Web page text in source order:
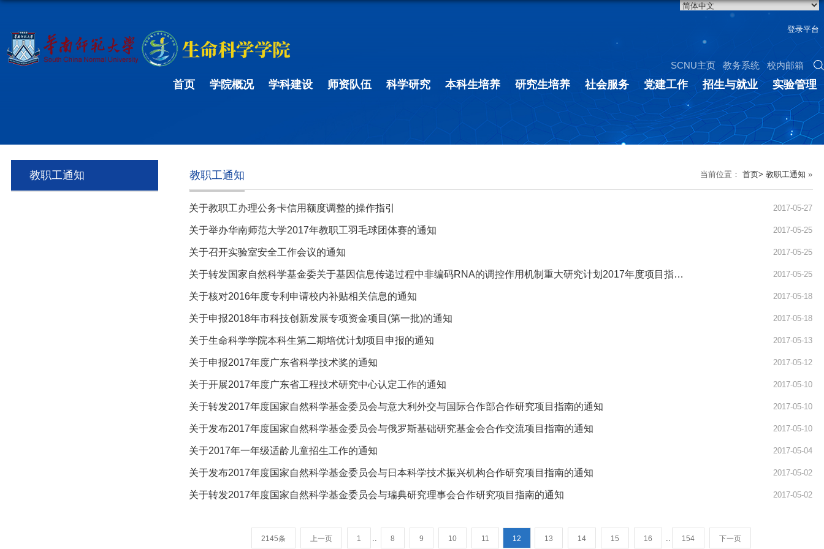
登录平台
SCNU主页 教务系统 校内邮箱
首页 学院概况 学科建设 师资队伍 科学研究 本科生培养 研究生培养 社会服务 党建工作 招生与就业 实验管理
教职工通知 当前位置： 首页> 教职工通知 »
教职工通知
关于教职工办理公务卡信用额度调整的操作指引 2017-05-27
关于举办华南师范大学2017年教职工羽毛球团体赛的通知 2017-05-25
关于召开实验室安全工作会议的通知 2017-05-25
关于转发国家自然科学基金委关于基因信息传递过程中非编码RNA的调控作用机制重大研究计划2017年度项目指南的通知 2017-05-25
关于核对2016年度专利申请校内补贴相关信息的通知 2017-05-18
关于申报2018年市科技创新发展专项资金项目(第一批)的通知 2017-05-18
关于生命科学学院本科生第二期培优计划项目申报的通知 2017-05-13
关于申报2017年度广东省科学技术奖的通知 2017-05-12
关于开展2017年度广东省工程技术研究中心认定工作的通知 2017-05-10
关于转发2017年度国家自然科学基金委员会与意大利外交与国际合作部合作研究项目指南的通知 2017-05-10
关于发布2017年度国家自然科学基金委员会与俄罗斯基础研究基金会合作交流项目指南的通知 2017-05-10
关于2017年一年级适龄儿童招生工作的通知 2017-05-04
关于发布2017年度国家自然科学基金委员会与日本科学技术振兴机构合作研究项目指南的通知 2017-05-02
关于转发2017年度国家自然科学基金委员会与瑞典研究理事会合作研究项目指南的通知 2017-05-02
2145条 上一页 1 8 9 10 11 12 13 14 15 16 154 下一页